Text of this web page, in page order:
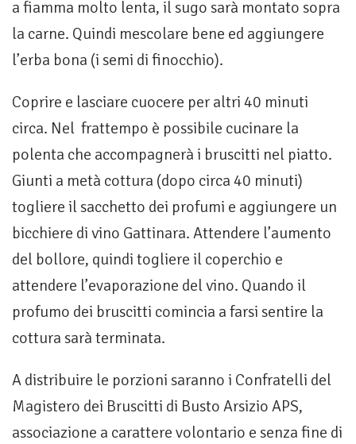
a fiamma molto lenta, il sugo sarà montato sopra
la carne. Quindi mescolare bene ed aggiungere
l’erba bona (i semi di finocchio).
Coprire e lasciare cuocere per altri 40 minuti
circa. Nel frattempo è possibile cucinare la
polenta che accompagnerà i bruscitti nel piatto.
Giunti a metà cottura (dopo circa 40 minuti)
togliere il sacchetto dei profumi e aggiungere un
bicchiere di vino Gattinara. Attendere l’aumento
del bollore, quindi togliere il coperchio e
attendere l’evaporazione del vino. Quando il
profumo dei bruscitti comincia a farsi sentire la
cottura sarà terminata.
A distribuire le porzioni saranno i Confratelli del
Magistero dei Bruscitti di Busto Arsizio APS,
associazione a carattere volontario e senza fine di